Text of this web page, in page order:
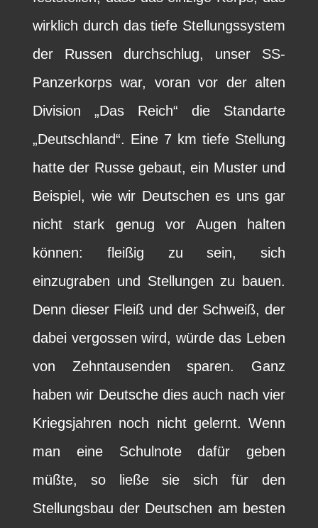
wirklich durch das tiefe Stellungssystem
der Russen durchschlug, unser SS-
Panzerkorps war, voran vor der alten
Division „Das Reich“ die Standarte
„Deutschland“. Eine 7 km tiefe Stellung
hatte der Russe gebaut, ein Muster und
Beispiel, wie wir Deutschen es uns gar
nicht stark genug vor Augen halten
können: fleißig zu sein, sich
einzugraben und Stellungen zu bauen.
Denn dieser Fleiß und der Schweiß, der
dabei vergossen wird, würde das Leben
von Zehntausenden sparen. Ganz
haben wir Deutsche dies auch nach vier
Kriegsjahren noch nicht gelernt. Wenn
man eine Schulnote dafür geben
müßte, so ließe sie sich für den
Stellungsbau der Deutschen am besten